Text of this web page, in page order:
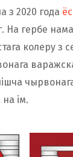
з 2020 года
На гербе
колеру з
ім.